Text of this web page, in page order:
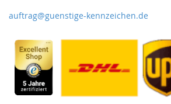
auftrag@guenstige-kennzeichen.de